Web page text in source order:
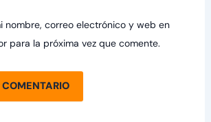
nombre, correo electrónico y web en
para la próxima vez que comente.